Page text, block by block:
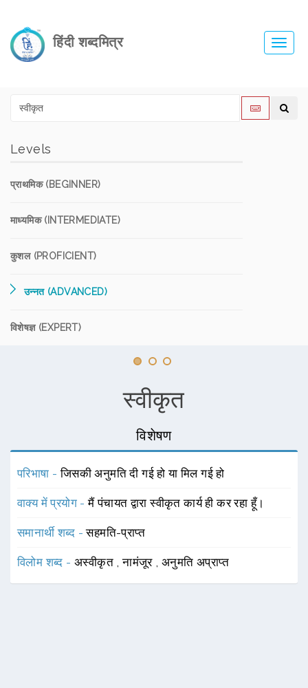
हिंदी शब्दमित्र
Levels
प्राथमिक (BEGINNER)
माध्यमिक (INTERMEDIATE)
कुशल (PROFICIENT)
उन्नत (ADVANCED)
विशेषज्ञ (EXPERT)
स्वीकृत
विशेषण
परिभाषा -जिसकी अनुमति दी गई हो या मिल गई हो
वाक्य में प्रयोग -मैं पंचायत द्वारा स्वीकृत कार्य ही कर रहा हूँ।
समानार्थी शब्द -सहमति-प्राप्त
विलोम शब्द - अस्वीकृत ,नामंजूर ,अनुमति अप्राप्त